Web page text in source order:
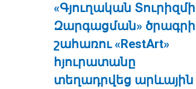
«Գյուղական Տուրիզմի
Զարգացման» ծրագրի
շահառու «RestArt»
հյուրատանը
տեղադրվեց արևային